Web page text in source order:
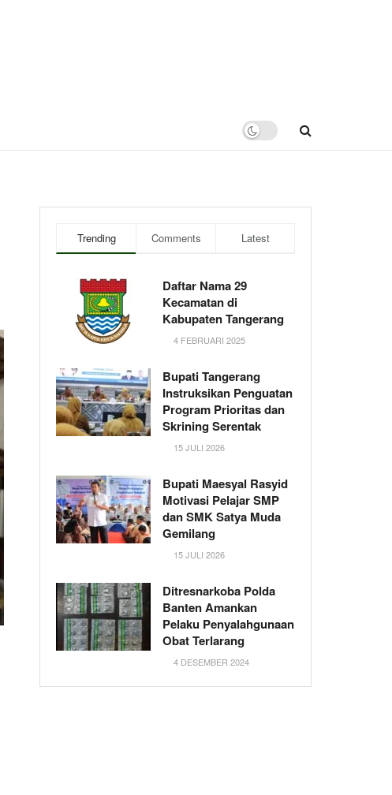
Trending Comments Latest
Daftar Nama 29
Kecamatan di
Kabupaten Tangerang
4 FEBRUARI 2025
Bupati Tangerang
Instruksikan Penguatan
Program Prioritas dan
Skrining Serentak
15 JULI 2026
Bupati Maesyal Rasyid
Motivasi Pelajar SMP
dan SMK Satya Muda
Gemilang
15 JULI 2026
Ditresnarkoba Polda
Banten Amankan
Pelaku Penyalahgunaan
Obat Terlarang
4 DESEMBER 2024